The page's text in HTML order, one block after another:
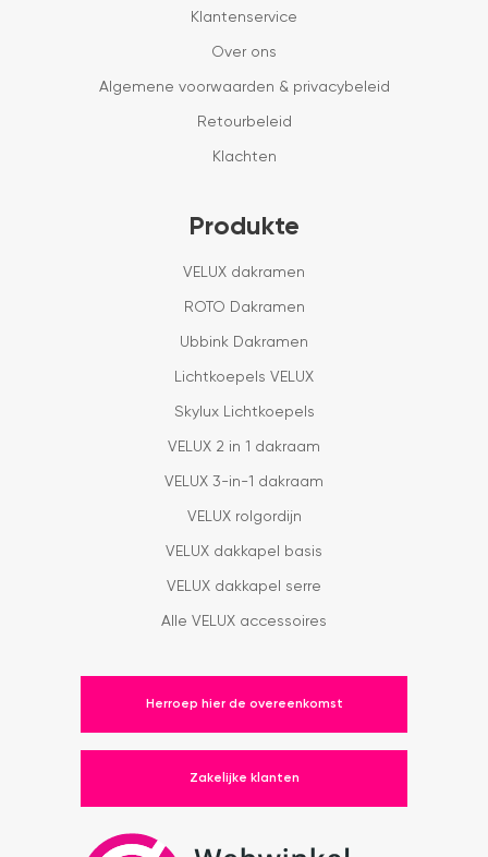
Klantenservice
Over ons
Algemene voorwaarden & privacybeleid
Retourbeleid
Klachten
Produkte
VELUX dakramen
ROTO Dakramen
Ubbink Dakramen
Lichtkoepels VELUX
Skylux Lichtkoepels
VELUX 2 in 1 dakraam
VELUX 3-in-1 dakraam
VELUX rolgordijn
VELUX dakkapel basis
VELUX dakkapel serre
Alle VELUX accessoires
Herroep hier de overeenkomst
Zakelijke klanten